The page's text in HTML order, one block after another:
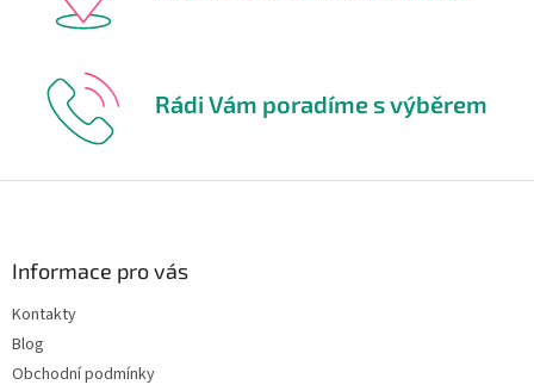
Rádi Vám poradíme s výběrem
Informace pro vás
Kontakty
Blog
Obchodní podmínky